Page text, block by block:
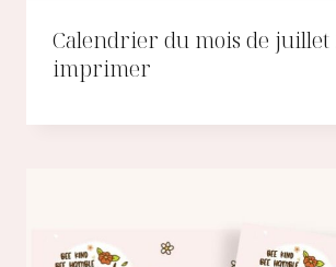
Calendrier du mois de juillet
imprimer